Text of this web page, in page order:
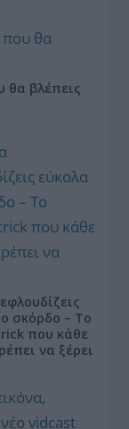
θα βλέπεις
σκόρδο – Το
που κάθε
να ξέρει